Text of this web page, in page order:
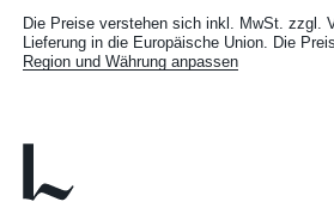
Die Preise verstehen sich inkl. MwSt. zzgl.
Lieferung in die Europäische Union. Die
Region und Währung anpassen